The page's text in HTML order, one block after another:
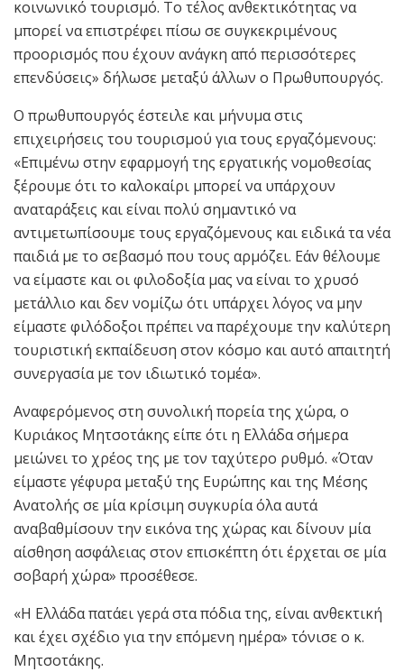
κοινωνικό τουρισμό. Το τέλος ανθεκτικότητας να
μπορεί να επιστρέφει πίσω σε συγκεκριμένους
προορισμός που έχουν ανάγκη από περισσότερες
επενδύσεις» δήλωσε μεταξύ άλλων ο Πρωθυπουργός.
Ο πρωθυπουργός έστειλε και μήνυμα στις
επιχειρήσεις του τουρισμού για τους εργαζόμενους:
«Επιμένω στην εφαρμογή της εργατικής νομοθεσίας
ξέρουμε ότι το καλοκαίρι μπορεί να υπάρχουν
αναταράξεις και είναι πολύ σημαντικό να
αντιμετωπίσουμε τους εργαζόμενους και ειδικά τα νέα
παιδιά με το σεβασμό που τους αρμόζει. Εάν θέλουμε
να είμαστε και οι φιλοδοξία μας να είναι το χρυσό
μετάλλιο και δεν νομίζω ότι υπάρχει λόγος να μην
είμαστε φιλόδοξοι πρέπει να παρέχουμε την καλύτερη
τουριστική εκπαίδευση στον κόσμο και αυτό απαιτητή
συνεργασία με τον ιδιωτικό τομέα».
Αναφερόμενος στη συνολική πορεία της χώρα, ο
Κυριάκος Μητσοτάκης είπε ότι η Ελλάδα σήμερα
μειώνει το χρέος της με τον ταχύτερο ρυθμό. «Όταν
είμαστε γέφυρα μεταξύ της Ευρώπης και της Μέσης
Ανατολής σε μία κρίσιμη συγκυρία όλα αυτά
αναβαθμίσουν την εικόνα της χώρας και δίνουν μία
αίσθηση ασφάλειας στον επισκέπτη ότι έρχεται σε μία
σοβαρή χώρα» προσέθεσε.
«Η Ελλάδα πατάει γερά στα πόδια της, είναι ανθεκτική
και έχει σχέδιο για την επόμενη ημέρα» τόνισε ο κ.
Μητσοτάκης.